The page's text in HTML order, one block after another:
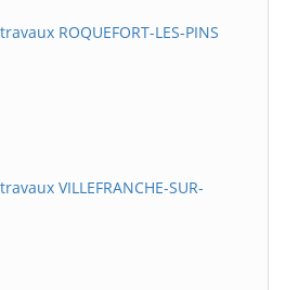
ROQUEFORT-LES-PINS
VILLEFRANCHE-SUR-